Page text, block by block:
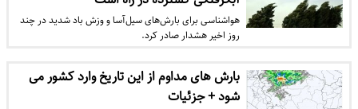
هواشناسی برای بارش‌های سیل‌آسا و وزش باد شدید در چند
روز اخیر هشدار صادر کرد.
بارش‌ های مداوم از این تاریخ وارد کشور می
شود + جزئیات